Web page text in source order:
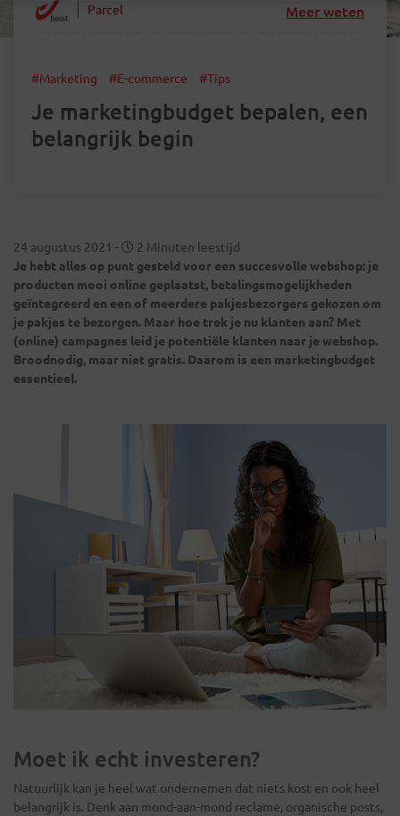
Parcel Meer weten
#Marketing #E-commerce #Tips
Je marketingbudget bepalen, een
belangrijk begin
24 augustus 2021 -
2 Minuten leestijd
Je hebt alles op punt gesteld voor een succesvolle webshop: je
producten mooi online geplaatst, betalingsmogelijkheden
geïntegreerd en een of meerdere pakjesbezorgers gekozen om
je pakjes te bezorgen. Maar hoe trek je nu klanten aan? Met
(online) campagnes leid je potentiële klanten naar je webshop.
Broodnodig, maar niet gratis. Daarom is een marketingbudget
essentieel.
Moet ik echt investeren?
Natuurlijk kan je heel wat ondernemen dat niets kost en ook heel
belangrijk is. Denk aan mond-aan-mond reclame, organische posts,